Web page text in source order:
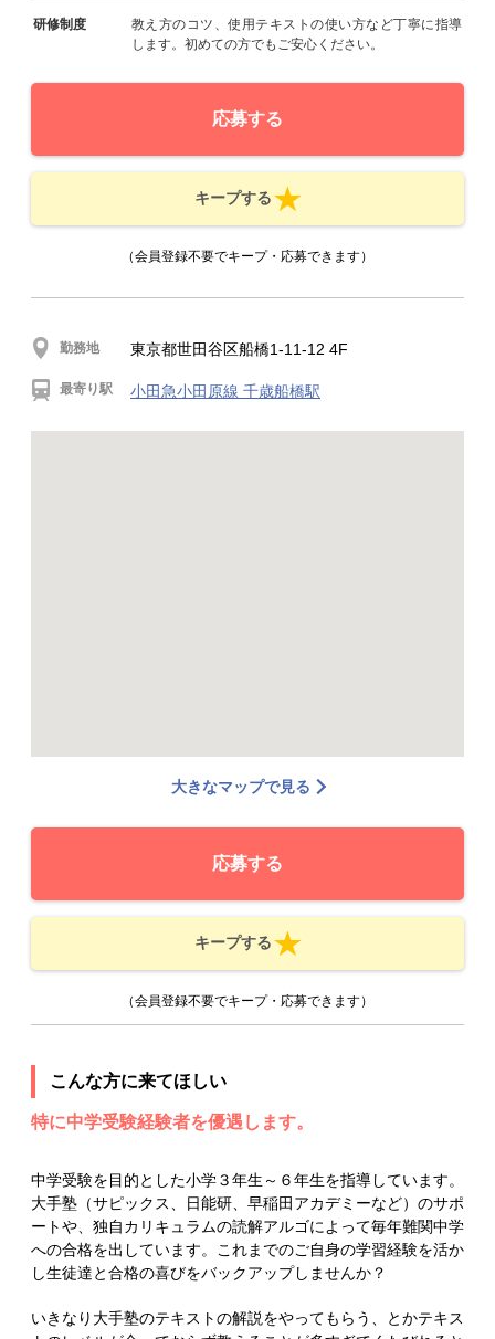
研修制度
教え方のコツ、使用テキストの使い方など丁寧に指導
します。初めての方でもご安心ください。
応募する
キープする
（会員登録不要でキープ・応募できます）
勤務地 東京都世田谷区船橋1‐11‐12 4F
最寄り駅 小田急小田原線 千歳船橋駅
大きなマップで見る
応募する
キープする
（会員登録不要でキープ・応募できます）
こんな方に来てほしい
特に中学受験経験者を優遇します。
中学受験を目的とした小学３年生～６年生を指導しています。
大手塾（サピックス、日能研、早稲田アカデミーなど）のサポ
ートや、独自カリキュラムの読解アルゴによって毎年難関中学
への合格を出しています。これまでのご自身の学習経験を活か
し生徒達と合格の喜びをバックアップしませんか？
いきなり大手塾のテキストの解説をやってもらう、とかテキス